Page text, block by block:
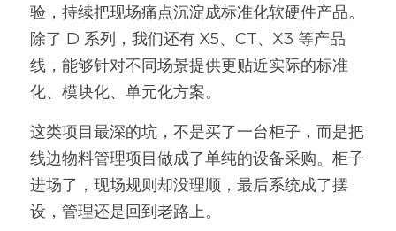
验，持续把现场痛点沉淀成标准化软硬件产品。
除了 D 系列，我们还有 X5、CT、X3 等产品
线，能够针对不同场景提供更贴近实际的标准
化、模块化、单元化方案。
这类项目最深的坑，不是买了一台柜子，而是把
线边物料管理项目做成了单纯的设备采购。柜子
进场了，现场规则却没理顺，最后系统成了摆
设，管理还是回到老路上。